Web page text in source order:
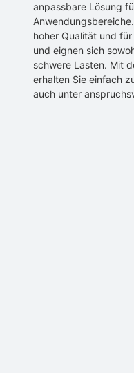
anpassbare Lösung
hoher Qualität und
und eignen sich
schwere Lasten. Mit
erhalten Sie einfach
auch unter